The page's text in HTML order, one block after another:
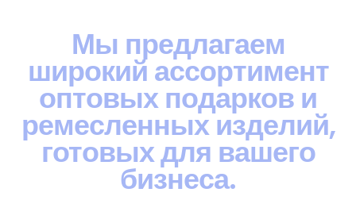
Мы предлагаем
широкий ассортимент
оптовых подарков и
ремесленных изделий,
готовых для вашего
бизнеса.